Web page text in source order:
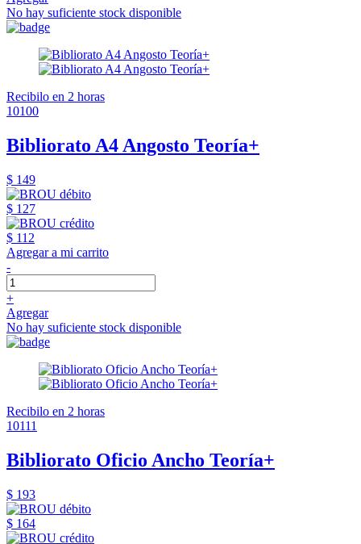
No hay suficiente stock disponible
Recibilo en 2 horas
10100
Bibliorato A4 Angosto Teoría+
$ 149
$ 127
$ 112
Agregar a mi carrito
-
+
Agregar
No hay suficiente stock disponible
Recibilo en 2 horas
10111
Bibliorato Oficio Ancho Teoría+
$ 193
$ 164